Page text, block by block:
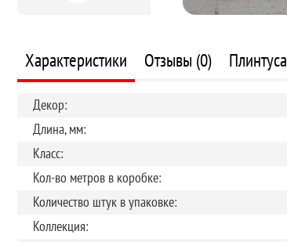
Характеристики Отзывы (0) Плинтуса
Декор:
Длина, мм:
Класс:
Кол-во метров в коробке:
Количество штук в упаковке:
Коллекция: